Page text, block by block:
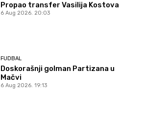
Propao transfer Vasilija Kostova
6 Aug 2026. 20:03
FUDBAL
Doskorašnji golman Partizana u
Mačvi
6 Aug 2026. 19:13